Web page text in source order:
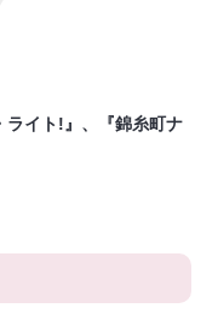
ライト!』、『錦糸町ナ